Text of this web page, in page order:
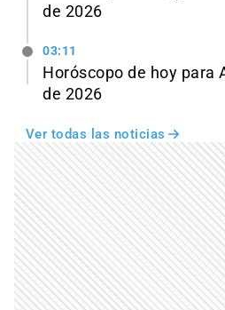
de 2026
03:11
Horóscopo de hoy para
de 2026
Ver todas las noticias